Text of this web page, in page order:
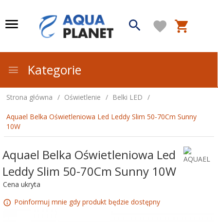
Kategorie
Strona główna Oświetlenie Belki LED
Aquael Belka Oświetleniowa Led Leddy Slim 50-70Cm Sunny
10W
Aquael Belka Oświetleniowa Led
Leddy Slim 50-70Cm Sunny 10W
Cena ukryta
Poinformuj mnie gdy produkt będzie dostępny